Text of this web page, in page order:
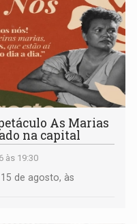
As Marias
na capital
às 19:30
de agosto, às